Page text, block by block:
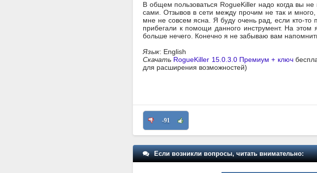
В общем пользоваться RogueKiller надо когда вы
сами. Отзывов в сети между прочим не так и
мне не совсем ясна. Я буду очень рад, если кто-
прибегали к помощи данного инструмент. На
больше нечего. Конечно я не забываю вам
Язык: English
Скачать RogueKiller 15.0.3.0 Премиум + ключ
для расширения возможностей)
-91
Если возникли вопросы, читать внимательно: